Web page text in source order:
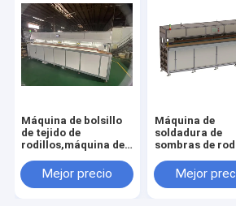
Máquina de bolsillo
de tejido de
rodillos,máquina de
de viento,máquina de
soldadura de
Mejor precio
Máquina de
soldadura de
sombras de
de sombras al
libre, máquina
Mejor